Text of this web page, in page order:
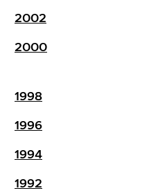
2002
2000
1998
1996
1994
1992